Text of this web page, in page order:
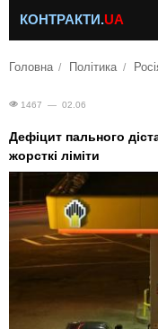
КОНТРАКТИ.UA
Головна Політика
1467 — 02.06
Дефіцит пального
жорсткі ліміти